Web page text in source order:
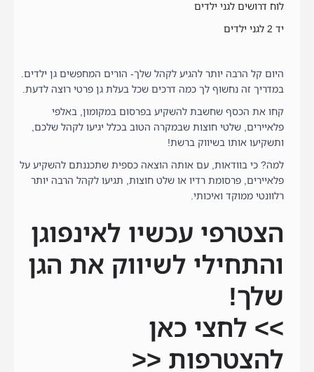
לוח דרושים לגני ילדים
יד 2 לגני ילדים
היום קל הרבה יותר להגיע לקהל שלך- הורים המחפשים גן ילדים.
במדריך זה נחשוף לך כמה דרכים שכל בעלת גן פרטי רוצה לדעת.
קחו את הכסף שחשבת להשקיע בפרסום במקומון, באלפי
פלאיירים, שלטי חוצות שבמקרה הטוב בכלל יגיעו לקהל שלכם,
ותשקיעו אותו בשיווק ברשת!
למה? כי בוודאות, עם אותה הוצאה כספית שתכננתם להשקיע על
פלאיירים, פרסומת רדיו או שלט חוצות, תגיעו לקהל הרבה יותר
רלוונטי ממוקד ואיכותי.
הצטרפי עכשיו לאינפוגן
והתחילי לשיווק את הגן
שלך!
>> לחצי כאן
להצטרפות<<